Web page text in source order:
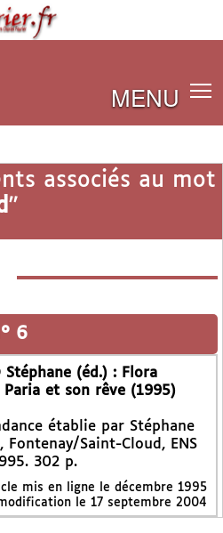
MENU
associés au mot
"
6
Stéphane (éd.) : Flora
Paria et son rêve (1995)
établie par Stéphane
Fontenay/Saint-Cloud, ENS
302 p.
mis en ligne le décembre 1995
le 17 septembre 2004